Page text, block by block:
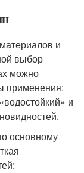
и
выбор
можно
применения:
и
основному